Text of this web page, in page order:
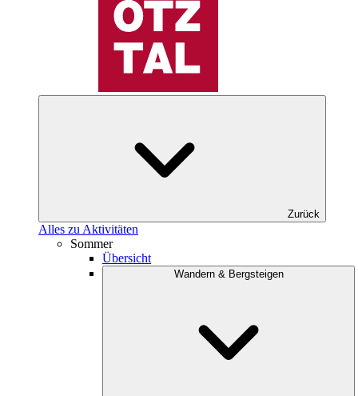
Zurück
Alles zu Aktivitäten
Sommer
Übersicht
Wandern & Bergsteigen